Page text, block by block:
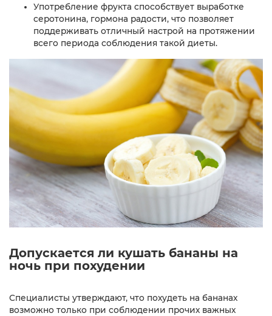
Употребление фрукта способствует выработке
серотонина, гормона радости, что позволяет
поддерживать отличный настрой на протяжении
всего периода соблюдения такой диеты.
Допускается ли кушать бананы на
ночь при похудении
Специалисты утверждают, что похудеть на бананах
возможно только при соблюдении прочих важных